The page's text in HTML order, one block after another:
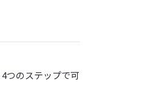
つのステップで可